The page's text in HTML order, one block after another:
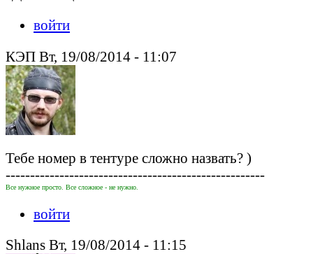
войти
КЭП Вт, 19/08/2014 - 11:07
Тебе номер в тентуре сложно назвать? )
-----------------------------------------------------
Все нужное просто. Все сложное - не нужно.
войти
Shlans Вт, 19/08/2014 - 11:15